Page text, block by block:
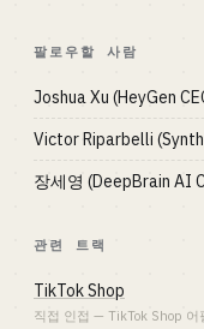
팔로우할 사람
Joshua Xu (HeyGen
Victor Riparbelli
장세영 (DeepBrain AI
관련 트랙
TikTok Shop
직접 인접 — TikTok Shop